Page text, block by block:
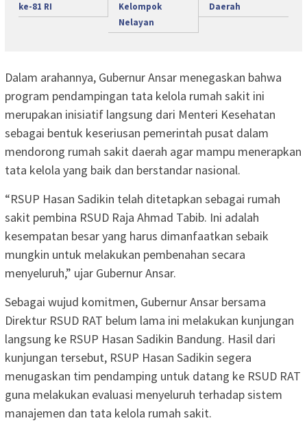
ke-81 RI
Kelompok
Nelayan
Daerah
Dalam arahannya, Gubernur Ansar menegaskan bahwa
program pendampingan tata kelola rumah sakit ini
merupakan inisiatif langsung dari Menteri Kesehatan
sebagai bentuk keseriusan pemerintah pusat dalam
mendorong rumah sakit daerah agar mampu menerapkan
tata kelola yang baik dan berstandar nasional.
“RSUP Hasan Sadikin telah ditetapkan sebagai rumah
sakit pembina RSUD Raja Ahmad Tabib. Ini adalah
kesempatan besar yang harus dimanfaatkan sebaik
mungkin untuk melakukan pembenahan secara
menyeluruh,” ujar Gubernur Ansar.
Sebagai wujud komitmen, Gubernur Ansar bersama
Direktur RSUD RAT belum lama ini melakukan kunjungan
langsung ke RSUP Hasan Sadikin Bandung. Hasil dari
kunjungan tersebut, RSUP Hasan Sadikin segera
menugaskan tim pendamping untuk datang ke RSUD RAT
guna melakukan evaluasi menyeluruh terhadap sistem
manajemen dan tata kelola rumah sakit.